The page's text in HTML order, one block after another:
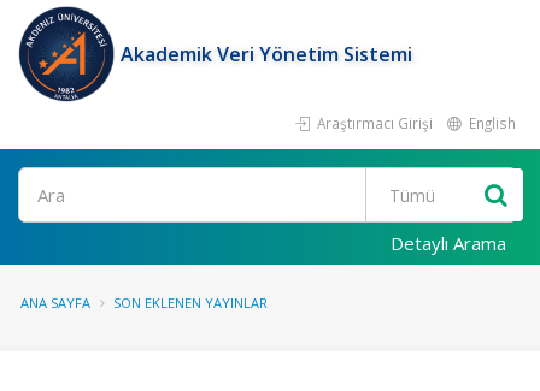
Akademik Veri Yönetim Sistemi
Araştırmacı Girişi English
Ara
Detaylı Arama
ANA SAYFA SON EKLENEN YAYINLAR